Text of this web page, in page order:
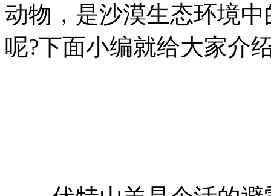
动物，是沙漠生态环境
呢?下面小编就给大家介